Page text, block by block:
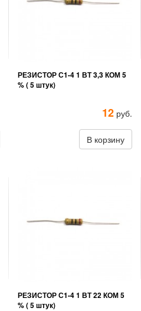
РЕЗИСТОР С1-4 1 ВТ 3,3 КОМ 5
% ( 5 штук)
12 руб.
В корзину
РЕЗИСТОР С1-4 1 ВТ 22 КОМ 5
% ( 5 штук)